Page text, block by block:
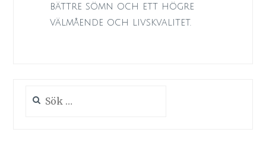
bättre sömn och ett högre
välmående och livskvalitet.
efter: